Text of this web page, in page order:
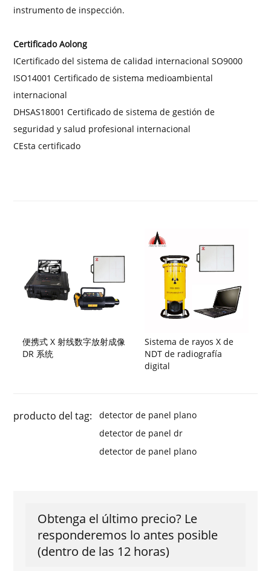
instrumento de inspección.
Certificado Aolong
ICertificado del sistema de calidad internacional SO9000
ISO14001 Certificado de sistema medioambiental
internacional
DHSAS18001 Certificado de sistema de gestión de
seguridad y salud profesional internacional
CEsta certificado
便携式 X 射线数字放射成像
DR 系统
Sistema de rayos X de
NDT de radiografía
digital
producto del tag:
detector de panel plano
detector de panel dr
detector de panel plano
Obtenga el último precio? Le
responderemos lo antes posible
(dentro de las 12 horas)